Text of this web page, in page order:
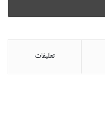
تعليقات